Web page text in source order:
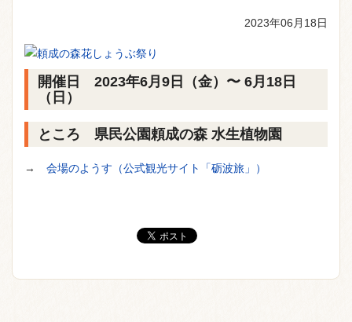
2023年06月18日
開催日 2023年6月9日（金）〜 6月18日
（日）
ところ 県民公園頼成の森 水生植物園
→ 会場のようす（公式観光サイト「砺波旅」）